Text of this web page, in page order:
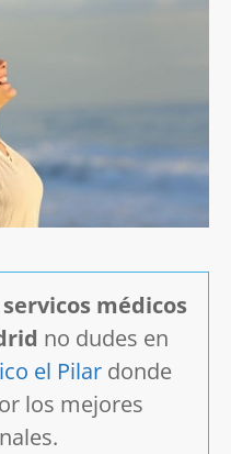
servicos médicos
no dudes en
el Pilardonde
los mejores